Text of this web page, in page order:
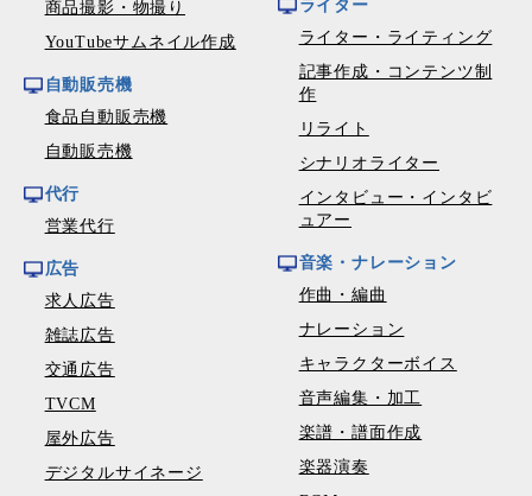
商品撮影・物撮り
YouTubeサムネイル作成
自動販売機
食品自動販売機
自動販売機
代行
営業代行
広告
求人広告
雑誌広告
交通広告
TVCM
屋外広告
デジタルサイネージ
ライター
ライター・ライティング
記事作成・コンテンツ制
作
リライト
シナリオライター
インタビュー・インタビ
ュアー
音楽・ナレーション
作曲・編曲
ナレーション
キャラクターボイス
音声編集・加工
楽譜・譜面作成
楽器演奏